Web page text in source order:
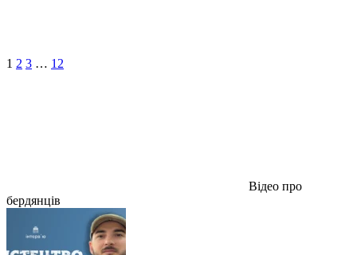
1 2 3 … 12
Відео про
бердянців